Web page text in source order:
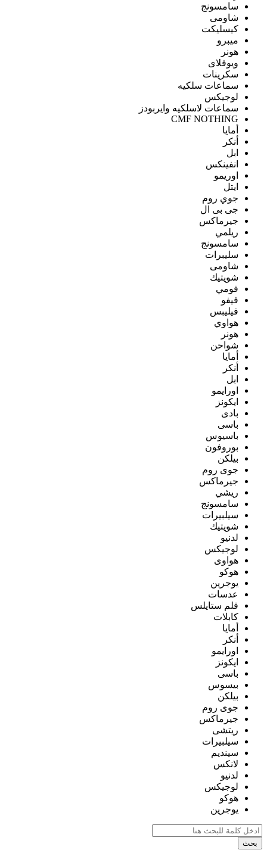
سامسونج
شاومى
كيسليكت
ميبرو
هونر
ويوفلاى
سكرينات
سماعات سلكيه
لوجيكس
سماعات لاسلكيه وايربودز
CMF NOTHING
أمايا
أنكر
ابل
انفينكس
اوريمو
ايتل
جوي روم
جى بى ال
جيرماكس
ريلمي
سامسونج
سليبرات
شاومى
شويتيك
فومي
فيفو
فيليبس
هواوي
هونر
شواحن
أمايا
أنكر
ابل
اورايمو
ايكونز
بادى
باسى
باسيوس
بوروفون
بيلكن
جوى روم
جيرماكس
ريشي
سامسونج
سيلبيرات
شويتيك
لدنيو
لوجيكس
هواوى
هوكو
يوجرين
عدسات
قلم ستايلس
كابلات
أمايا
أنكر
اورايمو
ايكونز
باسى
بيسوس
بيلكن
جوى روم
جيرماكس
ريتشى
سيلبيرات
سينديم
لانكس
لدنيو
لوجيكس
هوكو
يوجرين
بحث